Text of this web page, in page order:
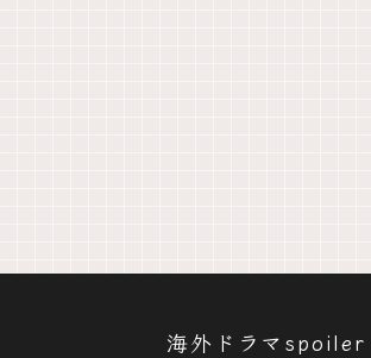
海外ドラマspoiler